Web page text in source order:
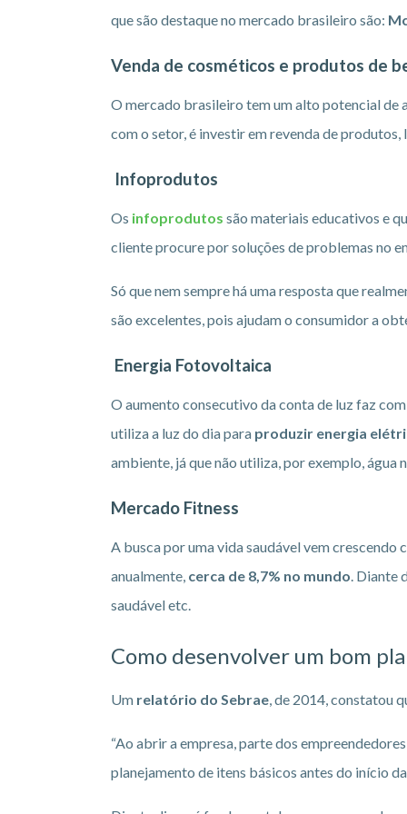
que são destaque no mercado brasileiro são:
Venda de cosméticos e produtos de
O mercado brasileiro tem um alto potencial de
com o setor, é investir em revenda de
Infoprodutos
Os infoprodutos são materiais educativos e
cliente procure por soluções de problemas no
Só que nem sempre há uma resposta que
são excelentes, pois ajudam o consumidor a
Energia Fotovoltaica
O aumento consecutivo da conta de luz faz
utiliza a luz do dia para produzir energia
ambiente, já que não utiliza, por exemplo, água
Mercado Fitness
A busca por uma vida saudável vem
anualmente, cerca de 8,7% no mundo. Diante
saudável etc.
Como desenvolver um bom
Um relatório do Sebrae, de 2014, constatou
“Ao abrir a empresa, parte dos
planejamento de itens básicos antes do início